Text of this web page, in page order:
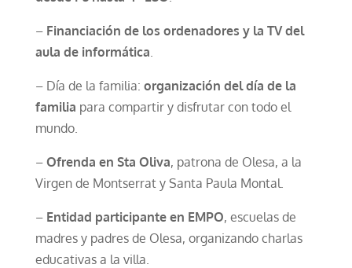
– Financiación de los ordenadores y la TV del
aula de informática
– Día de la familia: organización del día de la
familia para compartir y disfrutar con todo el
mundo.
– Ofrenda en Sta Oliva, patrona de Olesa, a la
Virgen de Montserrat y Santa Paula Montal.
– Entidad participante en EMPO, escuelas de
madres y padres de Olesa, organizando charlas
educativas a la villa.